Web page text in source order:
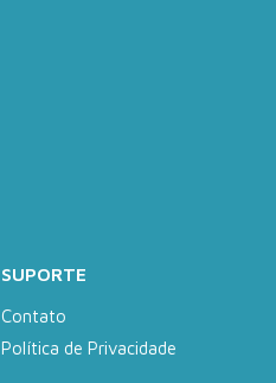
SUPORTE
Contato
Política de Privacidade